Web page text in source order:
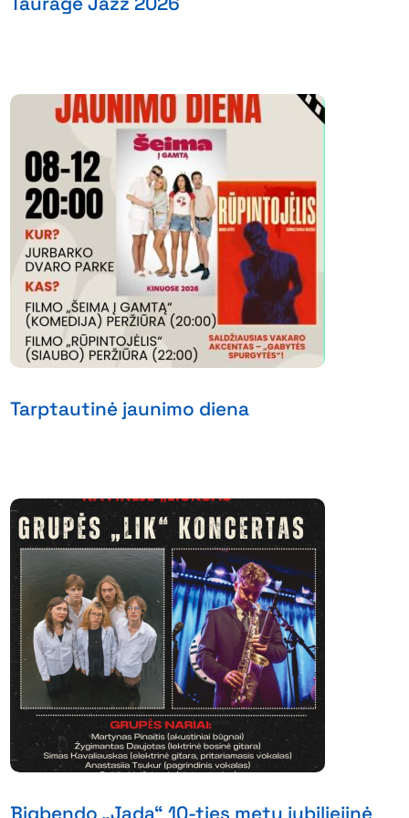
Tarptautinė jaunimo diena